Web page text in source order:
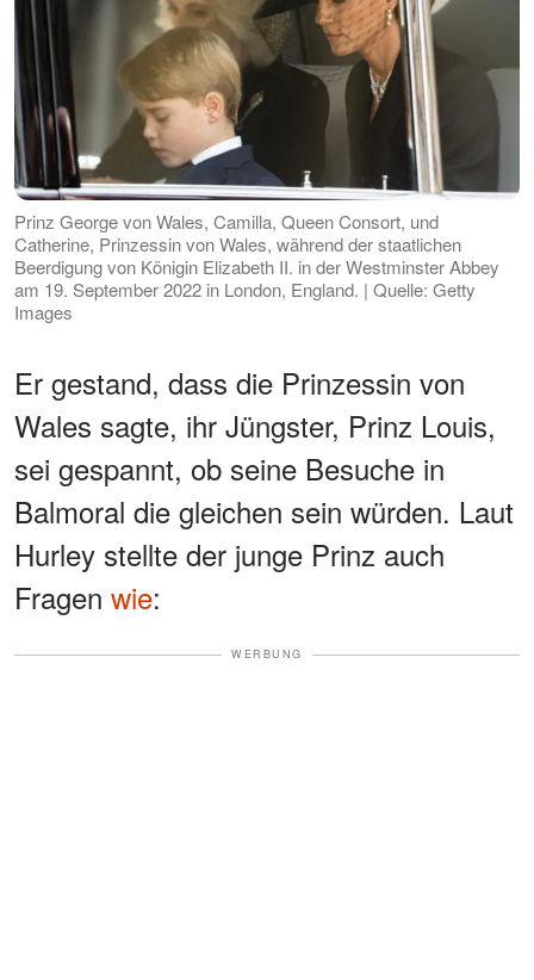
Prinz George von Wales, Camilla, Queen Consort, und
Catherine, Prinzessin von Wales, während der staatlichen
Beerdigung von Königin Elizabeth II. in der Westminster Abbey
am 19. September 2022 in London, England. | Quelle: Getty
Images
Er gestand, dass die Prinzessin von
Wales sagte, ihr Jüngster, Prinz Louis,
sei gespannt, ob seine Besuche in
Balmoral die gleichen sein würden. Laut
Hurley stellte der junge Prinz auch
Fragen wie:
WERBUNG